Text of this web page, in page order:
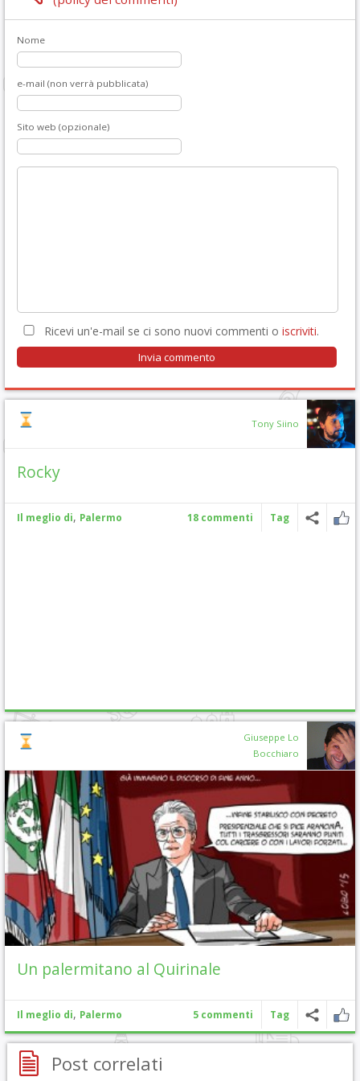
Nome
e-mail (non verrà pubblicata)
Sito web (opzionale)
Ricevi un'e-mail se ci sono nuovi commenti o iscriviti.
Tony Siino
Rocky
Il meglio di, Palermo 18 commenti Tag
Giuseppe Lo
Bocchiaro
Un palermitano al Quirinale
Il meglio di, Palermo 5 commenti Tag
Post correlati